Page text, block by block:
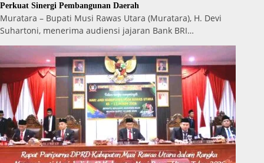
Perkuat Sinergi Pembangunan Daerah
Muratara – Bupati Musi Rawas Utara (Muratara), H. Devi
Suhartoni, menerima audiensi jajaran Bank BRI…